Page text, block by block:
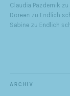
Claudia Pazdernik zu
Doreen zu Endlich
Sabine zu Endlich
ARCHIV